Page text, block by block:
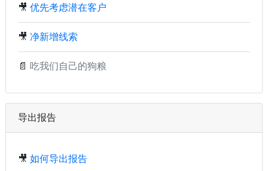
🎥 优先考虑潜在客户
🎥 净新增线索
📄 吃我们自己的狗粮
导出报告
🎥 如何导出报告